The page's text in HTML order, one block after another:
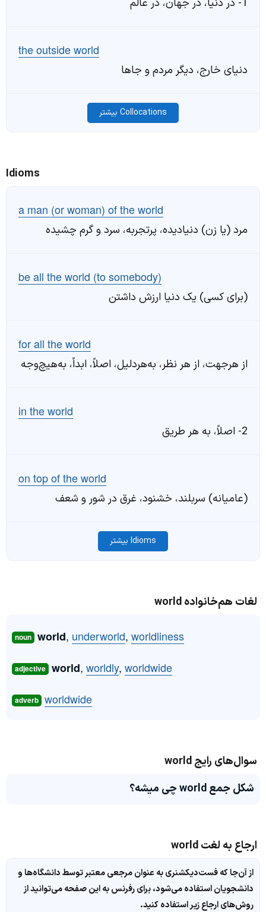
the outside world
دنیای خارج، دیگر مردم و جاها
Collocations بیشتر
Idioms
a man (or woman) of the world
مرد (یا زن) دنیادیده، پرتجربه، سرد و گرم چشیده
be all the world (to somebody)
(برای کسی) یک دنیا ارزش داشتن
for all the world
از هرجهت، از هر نظر، به‌هردلیل، اصلاً، ابداً، به‌هیچ‌وجه
in the world
2- اصلاً، به هر طریق
on top of the world
(عامیانه) سربلند، خشنود، غرق در شور و شعف
Idioms بیشتر
لغات هم‌خانواده world
noun world, underworld, worldliness
adjective world, worldly, worldwide
adverb worldwide
سوال‌های رایج world
شکل جمع world چی میشه؟
ارجاع به لغت world
از آن‌جا که فست‌دیکشنری به عنوان مرجعی معتبر توسط دانشگاه‌ها و
دانشجویان استفاده می‌شود، برای رفرنس به این صفحه می‌توانید از
روش‌های ارجاع زیر استفاده کنید.